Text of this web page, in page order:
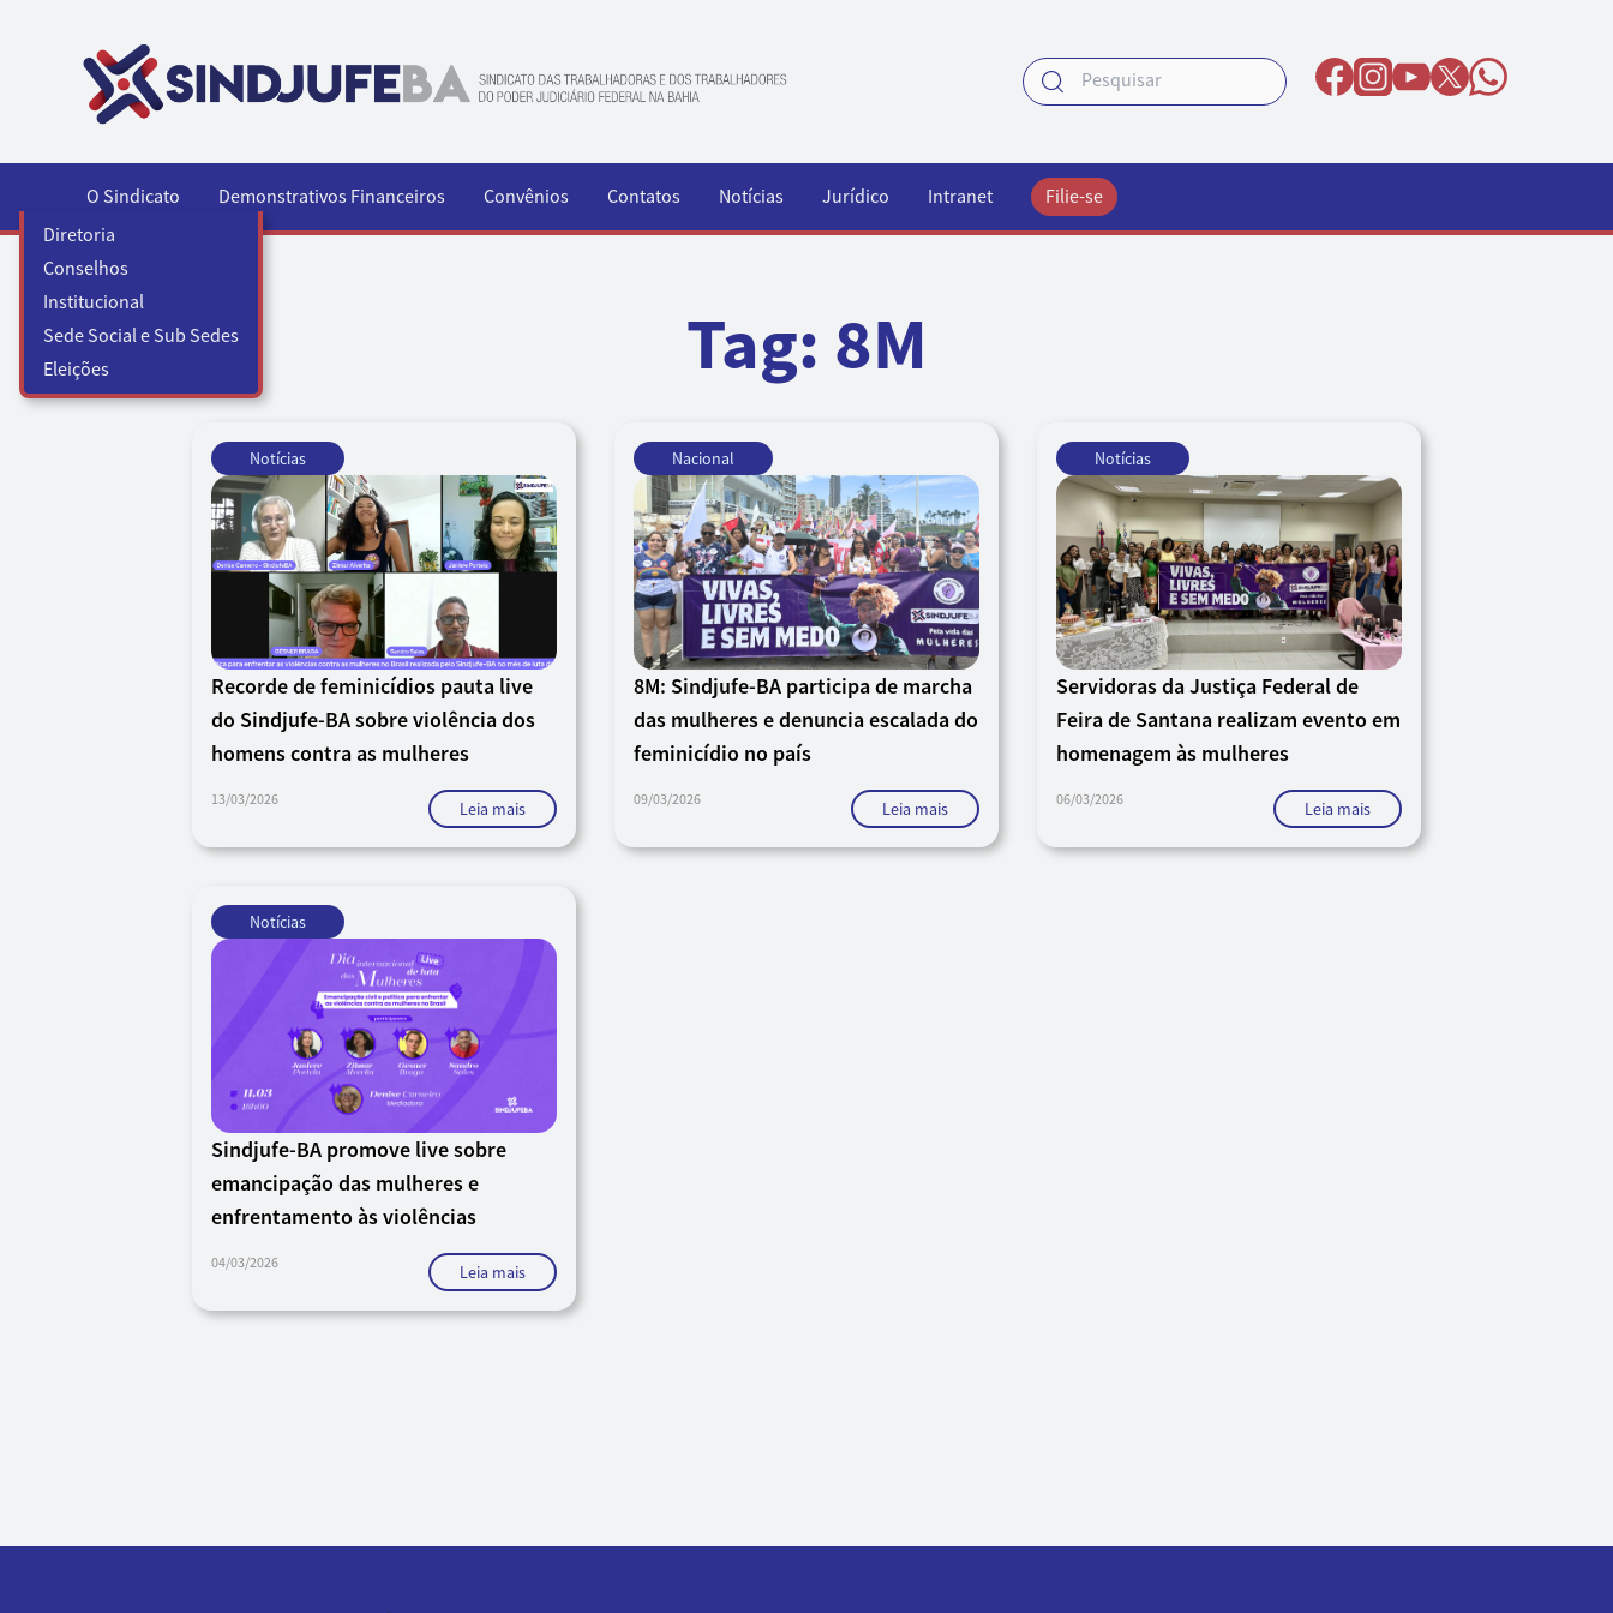
O Sindicato
Diretoria
Conselhos
Institucional
Sede Social e Sub Sedes
Eleições
Demonstrativos Financeiros Convênios Contatos Notícias Jurídico Intranet Filie-se
Tag: 8M
Notícias
Recorde de feminicídios pauta live
do Sindjufe-BA sobre violência dos
homens contra as mulheres
13/03/2026 Leia mais
Nacional
8M: Sindjufe-BA participa de marcha
das mulheres e denuncia escalada do
feminicídio no país
09/03/2026 Leia mais
Notícias
Servidoras da Justiça Federal de
Feira de Santana realizam evento em
homenagem às mulheres
06/03/2026 Leia mais
Notícias
Sindjufe-BA promove live sobre
emancipação das mulheres e
enfrentamento às violências
04/03/2026 Leia mais